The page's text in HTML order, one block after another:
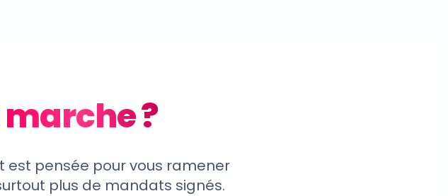
marche ?
pensée pour vous ramener
plus de mandats signés.